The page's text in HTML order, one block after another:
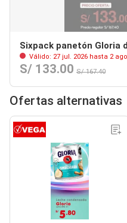
Sixpack panetón Gloria
Válido: 27 jul. 2026 hasta 2
S/ 133.00 S/ 167.40
Ofertas alternativas